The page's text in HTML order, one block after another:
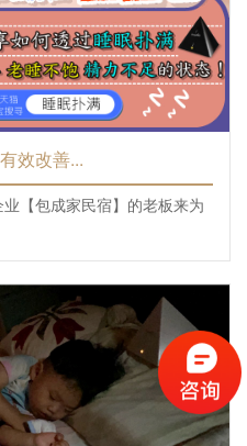
效改善...
【包成家民宿】的老板来为